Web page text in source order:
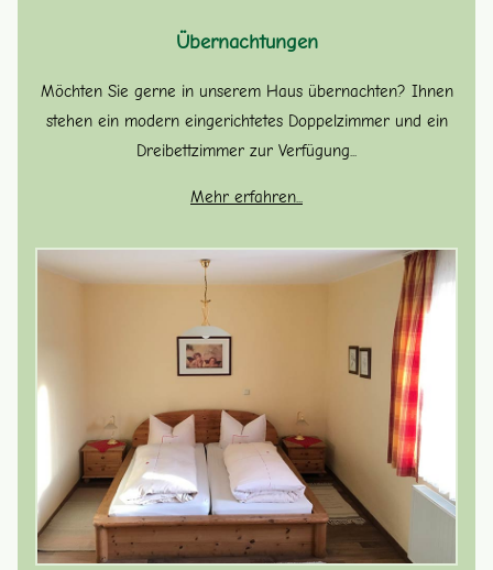
Übernachtungen
Möchten Sie gerne in unserem Haus übernachten? Ihnen
stehen ein modern eingerichtetes Doppelzimmer und ein
Dreibettzimmer zur Verfügung...
Mehr erfahren...